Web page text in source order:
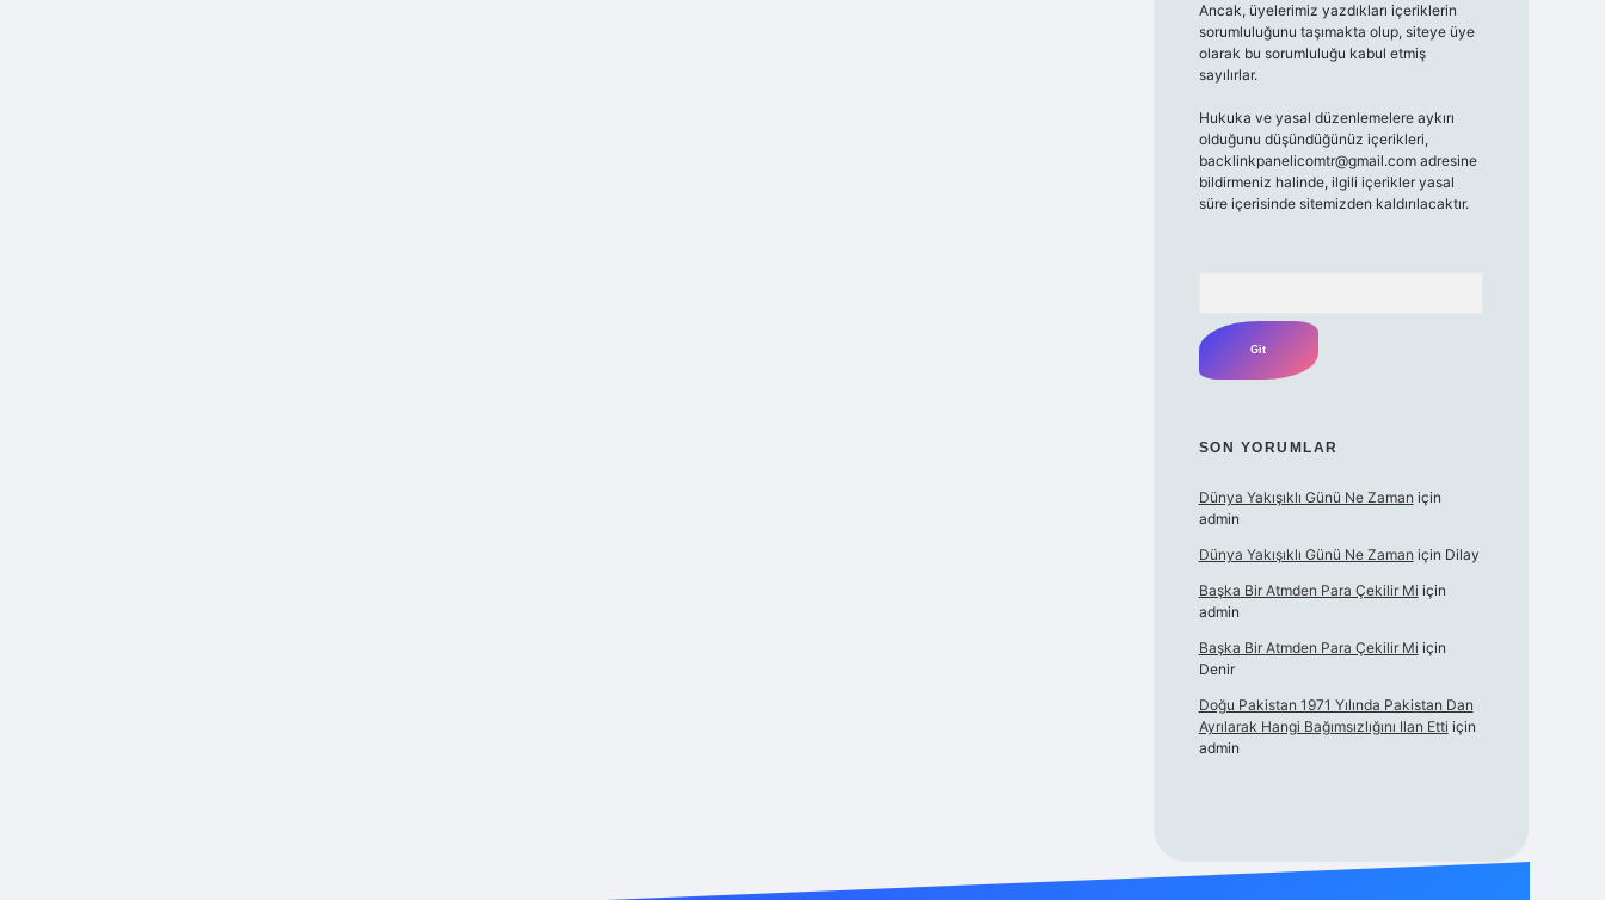
Ancak, üyelerimiz yazdıkları içeriklerin
sorumluluğunu taşımakta olup, siteye üye
olarak bu sorumluluğu kabul etmiş
sayılırlar.
Hukuka ve yasal düzenlemelere aykırı
olduğunu düşündüğünüz içerikleri,
backlinkpanelicomtr@gmail.comadresine
bildirmeniz halinde, ilgili içerikler yasal
süre içerisinde sitemizden kaldırılacaktır.
SON YORUMLAR
Dünya Yakışıklı Günü Ne Zaman için
admin
Dünya Yakışıklı Günü Ne Zaman için Dilay
Başka Bir Atmden Para Çekilir Mi için
admin
Başka Bir Atmden Para Çekilir Mi için
Denir
Doğu Pakistan 1971 Yılında Pakistan Dan
Ayrılarak Hangi Bağımsızlığını Ilan Etti için
admin